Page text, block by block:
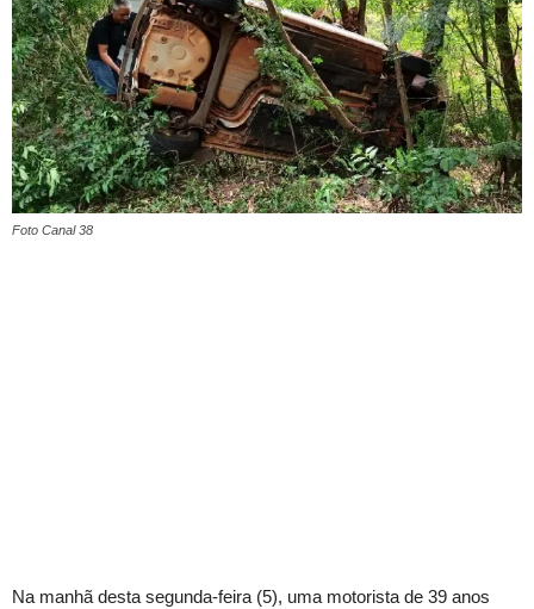
Foto Canal 38
Na manhã desta segunda-feira (5), uma motorista de 39 anos